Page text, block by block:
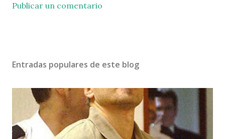
Publicar un comentario
Entradas populares de este blog